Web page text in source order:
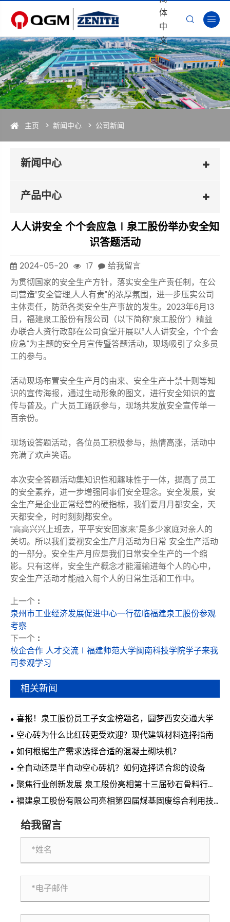
体
中
文
 
主页 新闻中心 公司新闻
新闻中心
产品中心
人人讲安全 个个会应急∣泉工股份举办安全知
识答题活动
2024-05-20 17
给我留言
为贯彻国家的安全生产方针，落实安全生产责任制，在公
司营造“安全管理,人人有责”的浓厚氛围，进一步压实公司
主体责任，防范各类安全生产事故的发生。2023年6月13
日，福建泉工股份有限公司（以下简称“泉工股份”）精益
办联合人资行政部在公司食堂开展以“人人讲安全，个个会
应急”为主题的安全月宣传暨答题活动，现场吸引了众多员
工的参与。
活动现场布置安全生产月的由来、安全生产十禁十则等知
识的宣传海报，通过生动形象的图文，进行安全知识的宣
传与普及。广大员工踊跃参与，现场共发放安全宣传单一
百余份。
现场设答题活动，各位员工积极参与，热情高涨，活动中
充满了欢声笑语。
本次安全答题活动集知识性和趣味性于一体，提高了员工
的安全素养，进一步增强同事们安全理念。安全发展，安
全生产是企业正常经营的硬指标，我们要月月都安全，天
天都安全，时时刻刻都安全。
“高高兴兴上班去，平平安安回家来”是多少家庭对亲人的
关切。所以我们要视安全生产月活动为日常 安全生产活动
的一部分。安全生产月应是我们日常安全生产的一个缩
影。只有这样，安全生产概念才能灌输进每个人的心中，
安全生产活动才能融入每个人的日常生活和工作中。
上一个 :
泉州市工业经济发展促进中心一行莅临福建泉工股份参观
考察
下一个 :
校企合作 人才交流∣福建师范大学闽南科技学院学子来我
司参观学习
相关新闻
喜报！泉工股份员工子女金榜题名，圆梦西安交通大学
空心砖为什么比红砖更受欢迎？现代建筑材料选择指南
如何根据生产需求选择合适的混凝土砌块机？
全自动还是半自动空心砖机？如何选择适合您的设备
聚焦行业创新发展 泉工股份亮相第十三届砂石骨料行业
科技创新会议
福建泉工股份有限公司亮相第四届煤基固废综合利用技
给我留言